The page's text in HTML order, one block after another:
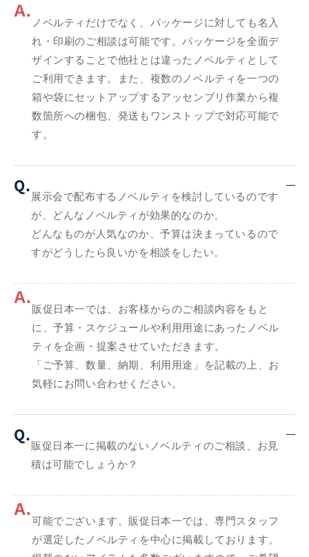
A.
ノベルティだけでなく、パッケージに対しても名入
れ・印刷のご相談は可能です。パッケージを全面デ
ザインすることで他社とは違ったノベルティとして
ご利用できます。また、複数のノベルティを一つの
箱や袋にセットアップするアッセンブリ作業から複
数箇所への梱包、発送もワンストップで対応可能で
す。
Q.
展示会で配布するノベルティを検討しているのです
が、どんなノベルティが効果的なのか、
どんなものが人気なのか、予算は決まっているので
すがどうしたら良いかを相談をしたい。
A.
販促日本一では、お客様からのご相談内容をもと
に、予算・スケジュールや利用用途にあったノベル
ティを企画・提案させていただきます。
「ご予算、数量、納期、利用用途」を記載の上、お
気軽にお問い合わせください。
Q.
販促日本一に掲載のないノベルティのご相談、お見
積は可能でしょうか？
A.
可能でございます。販促日本一では、専門スタッフ
が選定したノベルティを中心に掲載しております。